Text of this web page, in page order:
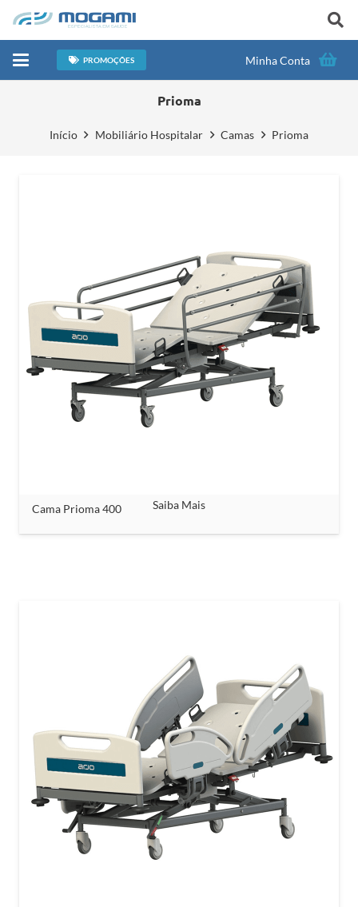
PROMOÇÕES Minha Conta
Prioma
Início Mobiliário Hospitalar Camas Prioma
Cama Prioma 400 Saiba Mais